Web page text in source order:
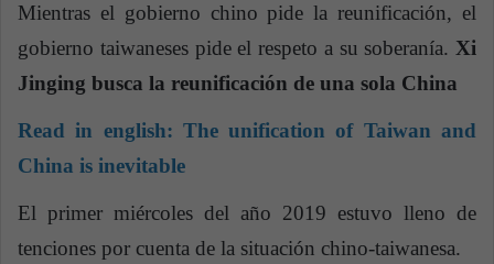
Mientras el gobierno chino pide la reunificación, el
gobierno taiwaneses pide el respeto a su soberanía. Xi
Jinging busca la reunificación de una sola China
Read in english: The unification of Taiwan and
China is inevitable
El primer miércoles del año 2019 estuvo lleno de
tenciones por cuenta de la situación chino-taiwanesa.